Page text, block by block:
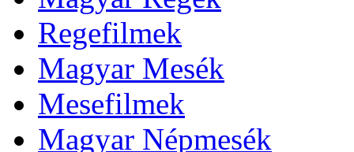
Regefilmek
Magyar Mesék
Mesefilmek
Magyar Népmesék